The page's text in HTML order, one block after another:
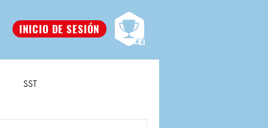
INICIO DE SESIÓN
SST